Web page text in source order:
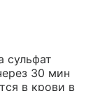
сульфат
30 мин
в крови в